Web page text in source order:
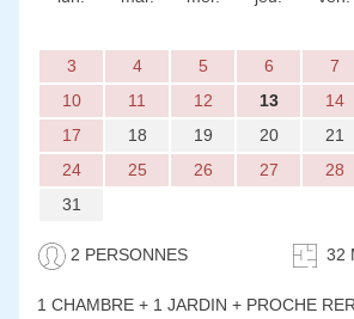
3
4 5 6 7
10
11 12 13 14
17
18 19 20 21
24
25 26 27 28
31
2 PERSONNES 32
1 CHAMBRE + 1 JARDIN + PROCHE